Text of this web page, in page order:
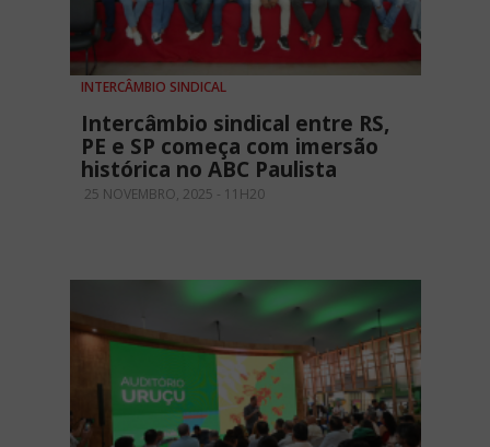
INTERCÂMBIO SINDICAL
Intercâmbio sindical entre RS,
PE e SP começa com imersão
histórica no ABC Paulista
25 NOVEMBRO, 2025 - 11H20